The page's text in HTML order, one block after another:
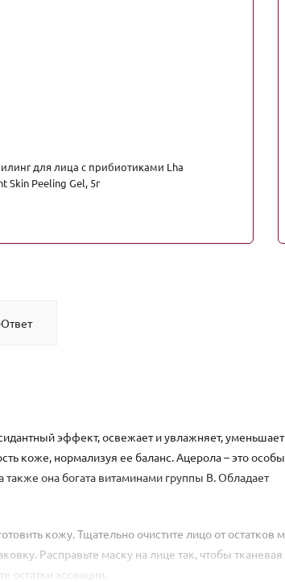
для лица с прибиотиками Lha
Skin Peeling Gel, 5г
эффект, освежает и увлажняет, уменьшает
коже, нормализуя ее баланс. Ацерола – это
она богата витаминами группы В. Обладает
кожу. Тщательно очистите лицо от остатков
Расправьте маску на лице так, чтобы тканевая
остатки эссенции.